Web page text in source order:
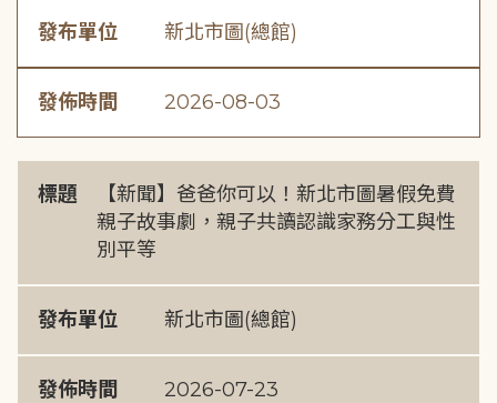
發布單位 新北市圖(總館)
發佈時間 2026-08-03
標題
【新聞】爸爸你可以！新北市圖暑假免費
親子故事劇，親子共讀認識家務分工與性
別平等
發布單位 新北市圖(總館)
發佈時間 2026-07-23